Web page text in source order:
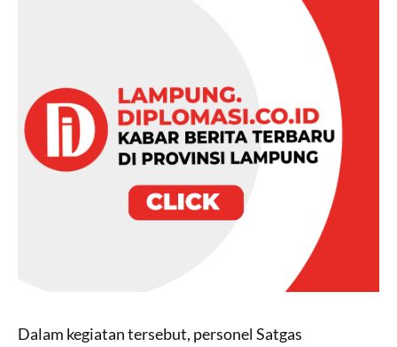
Dalam kegiatan tersebut, personel Satgas